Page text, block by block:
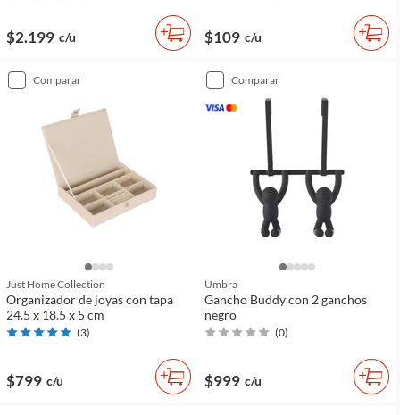
$2.199 c/u $109 c/u
comparar
Just Home Collection
Organizador de joyas con tapa
24.5 x 18.5 x 5 cm
(3)
$799 c/u
comparar
Umbra
Gancho Buddy con 2 ganchos
negro
(0)
$999 c/u